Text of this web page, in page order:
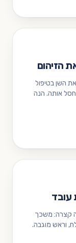
הזיהום
השן בטיפול
אותה. הנה
עובד
קצרה: משכך
וראש מוגבה.